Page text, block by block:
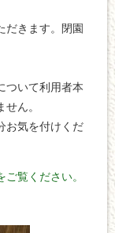
だきます。閉園
ついて利用者本
ん。
お気を付けくだ
覧ください。